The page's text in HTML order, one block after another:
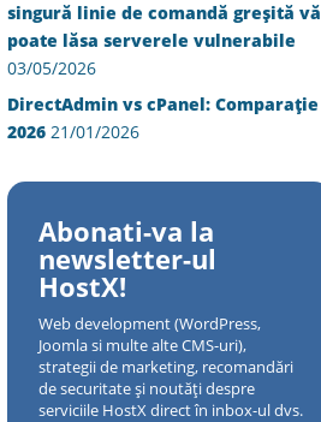
singură linie de comandă greșită vă
poate lăsa serverele vulnerabile
03/05/2026
DirectAdmin vs cPanel: Comparație
2026 21/01/2026
Abonati-va la
newsletter-ul
HostX!
Web development (WordPress,
Joomla si multe alte CMS-uri),
strategii de marketing, recomandări
de securitate și noutăți despre
serviciile HostX direct în inbox-ul dvs.